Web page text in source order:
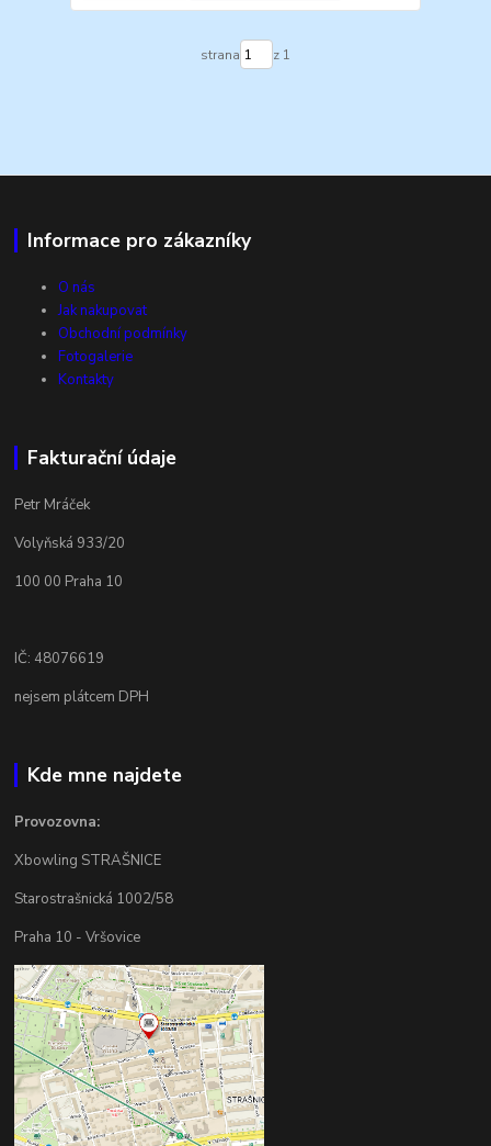
strana z 1
Informace pro zákazníky
O nás
Jak nakupovat
Obchodní podmínky
Fotogalerie
Kontakty
Fakturační údaje
Petr Mráček
Volyňská 933/20
100 00 Praha 10
IČ: 48076619
nejsem plátcem DPH
Kde mne najdete
Provozovna:
Xbowling STRAŠNICE
Starostrašnická 1002/58
Praha 10 - Vršovice